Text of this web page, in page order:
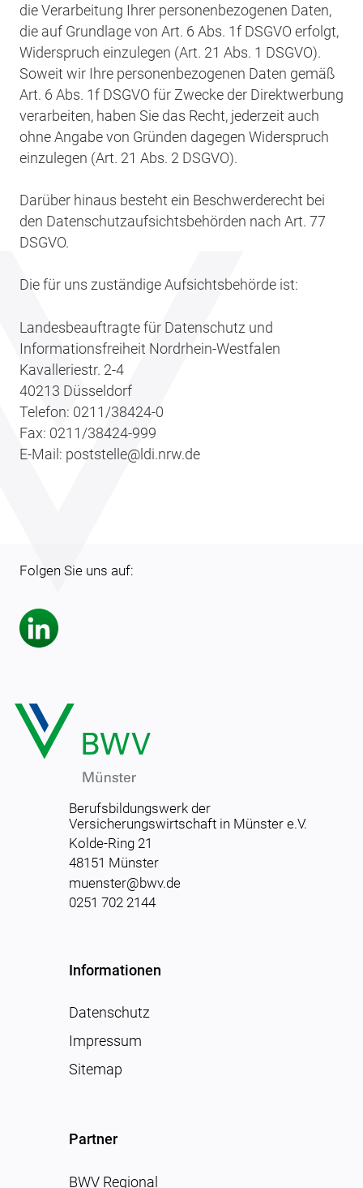
die Verarbeitung Ihrer personenbezogenen Daten,
die auf Grundlage von Art. 6 Abs. 1f DSGVO erfolgt,
Widerspruch einzulegen (Art. 21 Abs. 1 DSGVO).
Soweit wir Ihre personenbezogenen Daten gemäß
Art. 6 Abs. 1f DSGVO für Zwecke der Direktwerbung
verarbeiten, haben Sie das Recht, jederzeit auch
ohne Angabe von Gründen dagegen Widerspruch
einzulegen (Art. 21 Abs. 2 DSGVO).
Darüber hinaus besteht ein Beschwerderecht bei
den Datenschutzaufsichtsbehörden nach Art. 77
DSGVO.
Die für uns zuständige Aufsichtsbehörde ist:
Landesbeauftragte für Datenschutz und
Informationsfreiheit Nordrhein-Westfalen
Kavalleriestr. 2-4
40213 Düsseldorf
Telefon: 0211/38424-0
Fax: 0211/38424-999
E-Mail: poststelle@ldi.nrw.de
Folgen Sie uns auf:
Berufsbildungswerk der
Versicherungswirtschaft in Münster e.V.
Kolde-Ring 21
48151 Münster
muenster@bwv.de
0251 702 2144
Informationen
Datenschutz
Impressum
Sitemap
Partner
BWV Regional